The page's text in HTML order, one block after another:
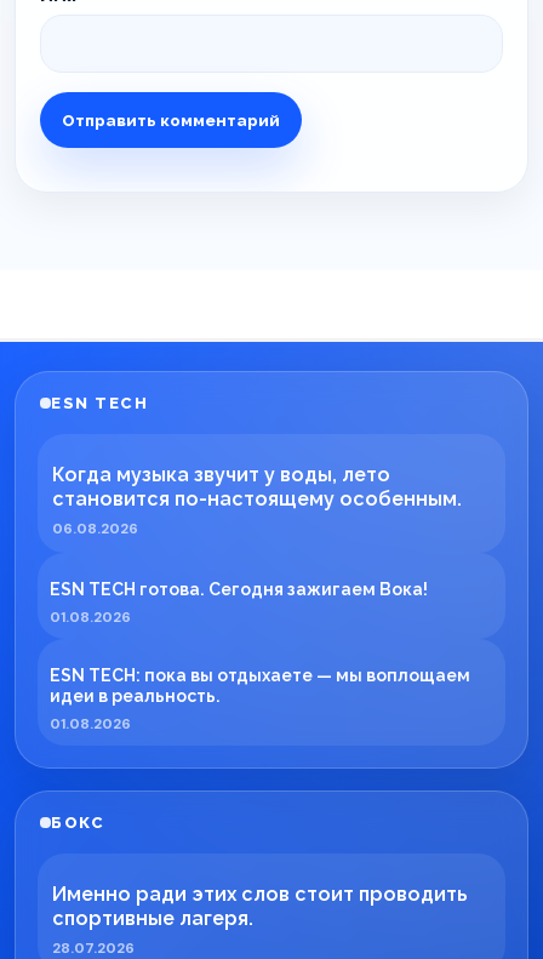
ESN TECH
Когда музыка звучит у воды, лето
становится по-настоящему особенным.
06.08.2026
ESN TECH готова. Сегодня зажигаем Вока!
01.08.2026
ESN TECH: пока вы отдыхаете — мы воплощаем
идеи в реальность.
01.08.2026
БОКС
Именно ради этих слов стоит проводить
спортивные лагеря.
28.07.2026